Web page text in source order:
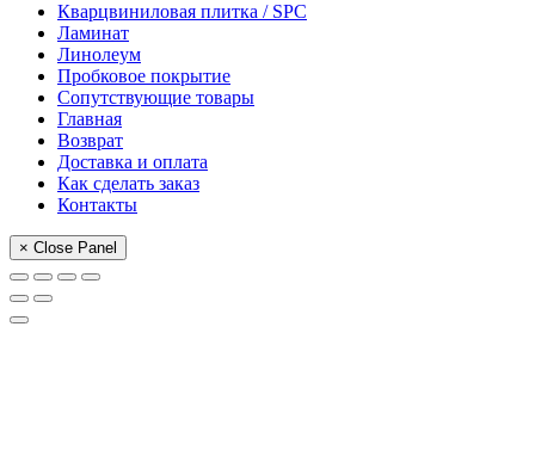
Кварцвиниловая плитка / SPС
Ламинат
Линолеум
Пробковое покрытие
Сопутствующие товары
Главная
Возврат
Доставка и оплата
Как сделать заказ
Контакты
× Close Panel